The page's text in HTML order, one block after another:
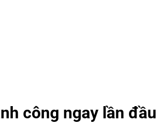
công ngay lần đầu